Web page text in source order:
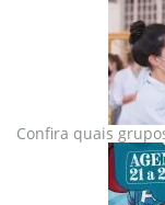
Confira quais